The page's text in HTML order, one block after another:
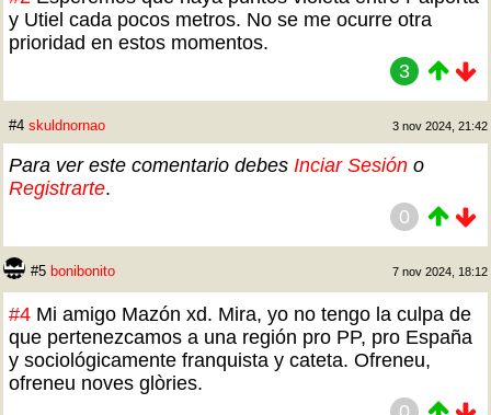
y Utiel cada pocos metros. No se me ocurre otra
prioridad en estos momentos.
3
#4 skuldnornao 3 nov 2024, 21:42
Para ver este comentario debes Inciar Sesión o
Registrarte.
0
#5 bonibonito 7 nov 2024, 18:12
#4 Mi amigo Mazón xd. Mira, yo no tengo la culpa de
que pertenezcamos a una región pro PP, pro España
y sociológicamente franquista y cateta. Ofreneu,
ofreneu noves glòries.